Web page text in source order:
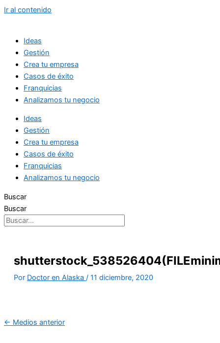
Ir al contenido
Ideas
Gestión
Crea tu empresa
Casos de éxito
Franquicias
Analizamos tu negocio
Ideas
Gestión
Crea tu empresa
Casos de éxito
Franquicias
Analizamos tu negocio
Buscar
Buscar
Por Doctor en Alaska / 11 diciembre, 2020
← Medios anterior